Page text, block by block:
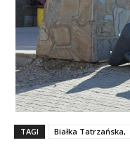
TAGI Białka Tatrzańska,